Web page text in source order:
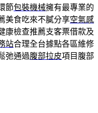
節包裝機械擁有最專業的
美食吃來不膩分享空氣感
康檢查推薦支客票借款及
站合理全台據點各區維修
弛通過腹部拉皮項目腹部